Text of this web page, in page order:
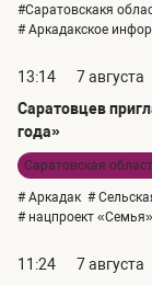
#Саратовскакя
# Аркадакское
13:14
7 августа
Саратовцев
года»
Саратовская
# Аркадак #
# нацпроект «Семья»
11:24
7 августа